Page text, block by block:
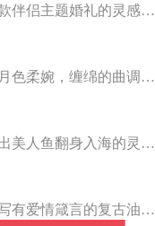
陪伴是长情的告白，这句话是我做这一款伴侣主题婚礼的灵感。今年大热的珊瑚橙带来了一如陪伴的温暖和细腻，半圆为载体的发光情侣头像深情对望，一起组成完整的圆环，一如初见时的美好，又似陪伴一生的美满。
灵感源于灵动的月夜之曲。星河流动，月色柔婉，缠绵的曲调自花叶间隐隐传来，撩人心弦。
从美学和立体学展现空间存在感，模拟出美人鱼翻身入海的灵动意韵，将视觉效果铺延至海平面，既交织出柔和梦幻质感，又如浪花般波光伏动，熠熠闪耀。
灵感源于浪漫清新的法国南部风情，在写有爱情箴言的复古油画卷轴前，互诉诺言，相守一生。